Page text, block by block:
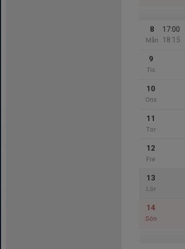
8
Mån
17:00
18:15
9
Tis
10
Ons
11
Tor
12
Fre
13
Lör
14
Sön